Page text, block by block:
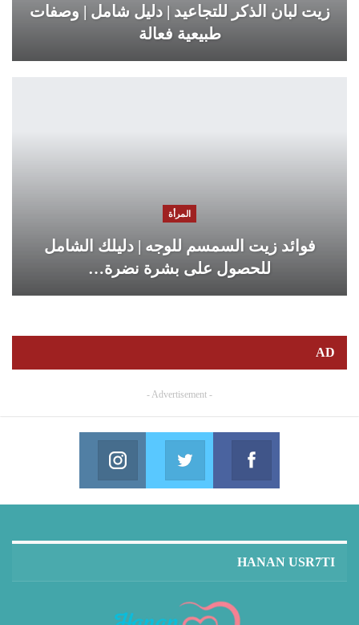
زيت لبان الذكر للتجاعيد | دليل شامل | وصفات
طبيعية فعالة
المرأة
فوائد زيت السمسم للوجه | دليلك الشامل
للحصول على بشرة نضرة…
AD
- Advertisement -
Facebook
Join us on Facebook
Twitter
Join us on Twitter
HANAN USR7TI